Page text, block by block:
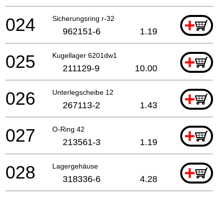
Sicherungsring r-32 +
024 962151-6 1.19
Kugellager 6201dw1 +
025 211129-9 10.00
Unterlegscheibe 12 +
026 267113-2 1.43
O-Ring 42 +
027 213561-3 1.19
Lagergehäuse +
028 318336-6 4.28